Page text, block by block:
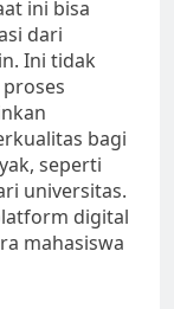
ini bisa
dari
Ini tidak
bagi
seperti
universitas.
digital
mahasiswa